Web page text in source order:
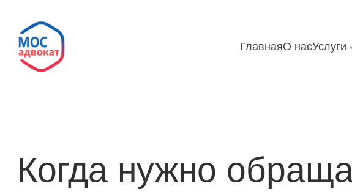
содержимому
ГлавнаяО насУслуги
Когда нужно